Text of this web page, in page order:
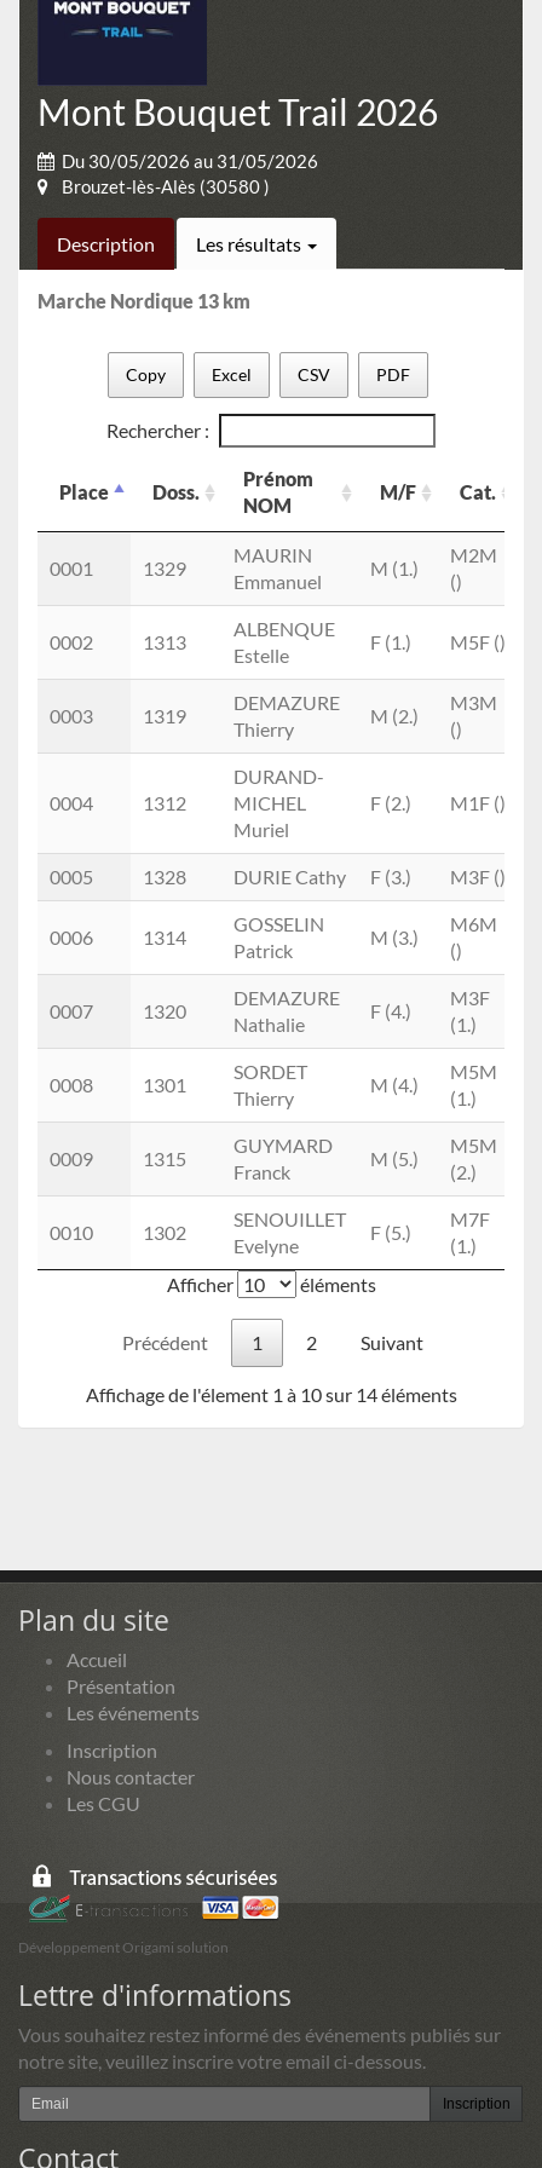
Mont Bouquet Trail 2026
Du 30/05/2026 au 31/05/2026
Brouzet-lès-Alès (30580 )
Description Les résultats
Marche Nordique 13 km
Copy Excel CSV PDF
Rechercher :
Place Doss.
Prénom
NOM
M/F Cat.
Prénom
NOM
Cat.
0001
1329
MAURIN
Emmanuel
M (1.)
M2M
()
0002 1313
ALBENQUE
Estelle
F (1.) M5F ()
0003 1319
DEMAZURE
Thierry
M (2.)
M3M
()
0004 1312
DURAND-
MICHEL
Muriel
F (2.) M1F ()
0005 1328 DURIE Cathy F (3.) M3F ()
0006 1314
GOSSELIN
Patrick
M (3.)
M6M
()
0007 1320
DEMAZURE
Nathalie
F (4.)
M3F
(1.)
0008 1301
SORDET
Thierry
M (4.)
M5M
(1.)
0009 1315
GUYMARD
Franck
M (5.)
M5M
(2.)
0010 1302
SENOUILLET
Evelyne
F (5.)
M7F
(1.)
Afficher
éléments
Précédent 1 2 Suivant
Affichage de l'élement 1 à 10 sur 14 éléments
Plan du site
Accueil
Présentation
Les événements
Inscription
Nous contacter
Les CGU
Développement Origami solution
Lettre d'informations
Vous souhaitez restez informé des événements publiés sur
notre site, veuillez inscrire votre email ci-dessous.
Inscription
Contact